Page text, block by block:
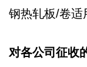
钢热轧板/卷适
对各公司征收